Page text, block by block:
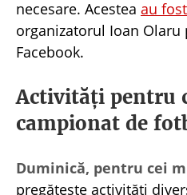
necesare. Acestea au
organizatorul Ioan Olaru
Facebook.
Activități pentru
campionat de
Duminică, pentru cei
pregătește activități